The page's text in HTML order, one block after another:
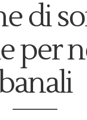
di
per
banali